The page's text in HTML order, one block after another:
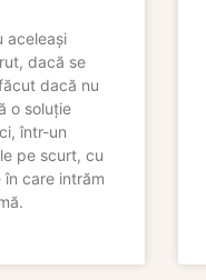
aceleași
dacă se
dacă nu
o soluție
într-un
pe scurt, cu
care intrăm